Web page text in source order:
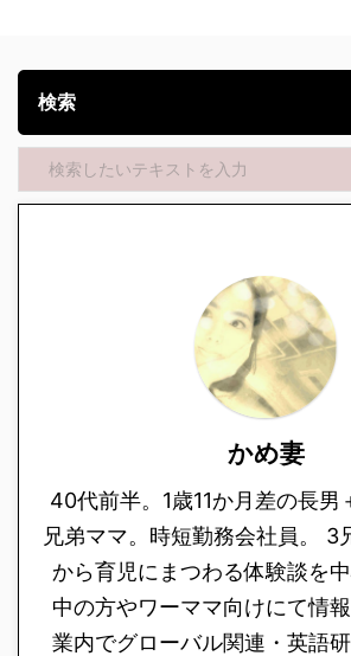
検索
かめ妻
40代前半。1歳11か月差の長男
兄弟ママ。時短勤務会社員。 3
から育児にまつわる体験談を
中の方やワーママ向けにて情
業内でグローバル関連・英語